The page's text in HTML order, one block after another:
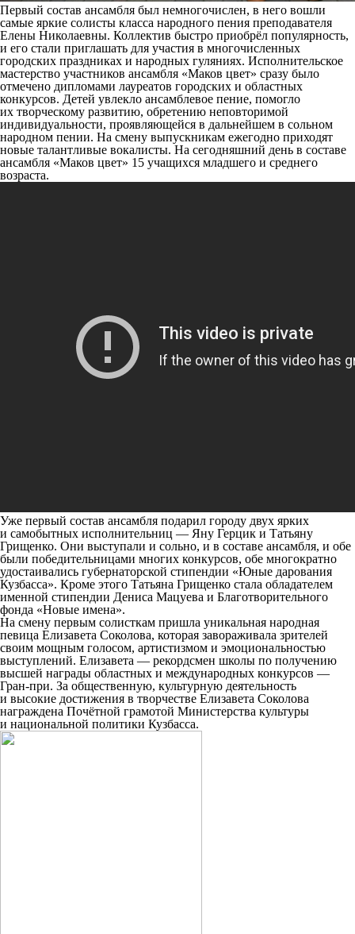
Первый состав ансамбля был немногочислен, в него вошли
самые яркие солисты класса народного пения преподавателя
Елены Николаевны. Коллектив быстро приобрёл популярность,
и его стали приглашать для участия в многочисленных
городских праздниках и народных гуляниях. Исполнительское
мастерство участников ансамбля «Маков цвет» сразу было
отмечено дипломами лауреатов городских и областных
конкурсов. Детей увлекло ансамблевое пение, помогло
их творческому развитию, обретению неповторимой
индивидуальности, проявляющейся в дальнейшем в сольном
народном пении. На смену выпускникам ежегодно приходят
новые талантливые вокалисты. На сегодняшний день в составе
ансамбля «Маков цвет» 15 учащихся младшего и среднего
возраста.
Уже первый состав ансамбля подарил городу двух ярких
и самобытных исполнительниц — Яну Герцик и Татьяну
Грищенко. Они выступали и сольно, и в составе ансамбля, и обе
были победительницами многих конкурсов, обе многократно
удостаивались губернаторской стипендии «Юные дарования
Кузбасса». Кроме этого Татьяна Грищенко стала обладателем
именной стипендии Дениса Мацуева и Благотворительного
фонда «Новые имена».
На смену первым солисткам пришла уникальная народная
певица Елизавета Соколова, которая завораживала зрителей
своим мощным голосом, артистизмом и эмоциональностью
выступлений. Елизавета — рекордсмен школы по получению
высшей награды областных и международных конкурсов —
Гран-при. За общественную, культурную деятельность
и высокие достижения в творчестве Елизавета Соколова
награждена Почётной грамотой Министерства культуры
и национальной политики Кузбасса.